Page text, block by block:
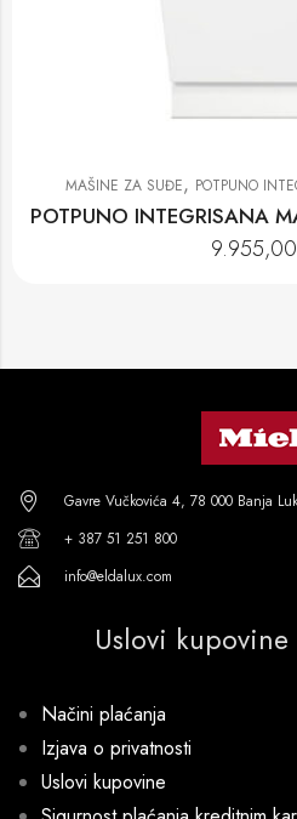
MAŠINE ZA SUĐE, POTPUNO
9.955,00
Gavre Vučkovića 4, 78 000 Banja
+ 387 51 251 800
info@eldalux.com
Uslovi
Načini plaćanja
Izjava o privatnosti
Uslovi kupovine